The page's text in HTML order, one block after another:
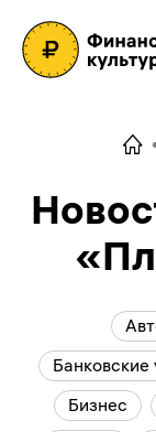
Банковские
Бизнес